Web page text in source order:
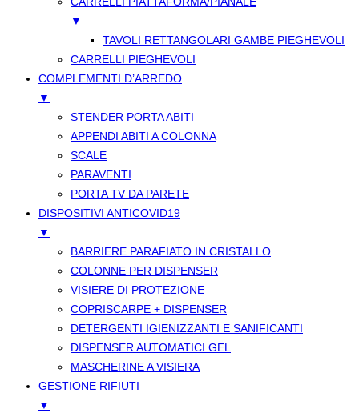
▼
TAVOLI RETTANGOLARI GAMBE PIEGHEVOLI
CARRELLI PIEGHEVOLI
COMPLEMENTI D’ARREDO
▼
STENDER PORTA ABITI
APPENDI ABITI A COLONNA
SCALE
PARAVENTI
PORTA TV DA PARETE
DISPOSITIVI ANTICOVID19
▼
BARRIERE PARAFIATO IN CRISTALLO
COLONNE PER DISPENSER
VISIERE DI PROTEZIONE
COPRISCARPE + DISPENSER
DETERGENTI IGIENIZZANTI E SANIFICANTI
DISPENSER AUTOMATICI GEL
MASCHERINE A VISIERA
GESTIONE RIFIUTI
▼